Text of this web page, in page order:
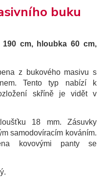
buku
cm, hloubka 60 cm,
z bukového masivu s
Tento typ nabízí k
skříně je vidět v
18 mm. Zásuvky
samodovíracím kováním.
kovovými panty se